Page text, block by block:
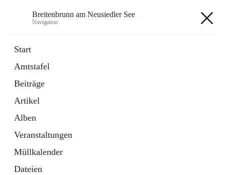
Breitenbrunn am Neusiedler See
Navigation
Start
Amtstafel
Beiträge
Artikel
Alben
Veranstaltungen
Müllkalender
Dateien
18 Schnellzugriffe
Gemeindeservice